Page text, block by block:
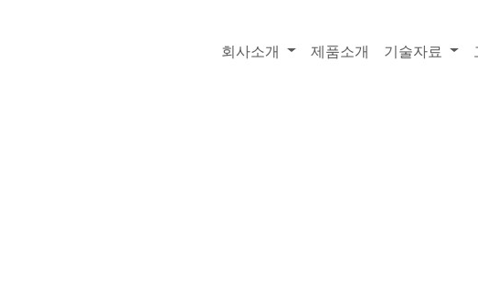
회사소개 제품소개 기술자료